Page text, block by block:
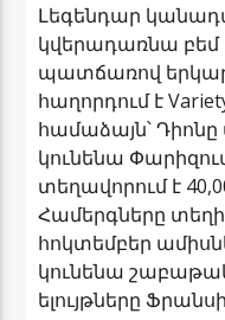
Լեգենդար
կվերադառնա
պատճառով
հաղորդում է
համաձայն՝ Դիոնը
կունենա
տեղավորում է
Համերգները
հոկտեմբեր
կունենա
ելույթները